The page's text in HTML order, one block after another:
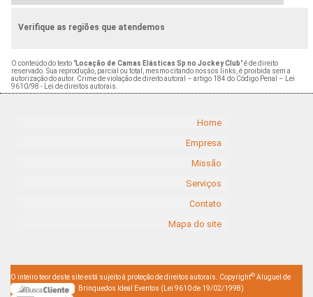
Verifique as regiões que atendemos
O conteúdo do texto "Locação de Camas Elásticas Sp no Jockey Club" é de direito
reservado. Sua reprodução, parcial ou total, mesmo citando nossos links, é proibida sem a
autorização do autor. Crime de violação de direito autoral – artigo 184 do Código Penal –
Lei
9610/98 - Lei de direitos autorais
Home
Empresa
Missão
Serviços
Contato
Mapa do site
O inteiro teor deste site está sujeito à proteção de direitos autorais. Copyright© Aluguel de
Brinquedos Ideal Eventos (Lei 9610 de 19/02/1998)